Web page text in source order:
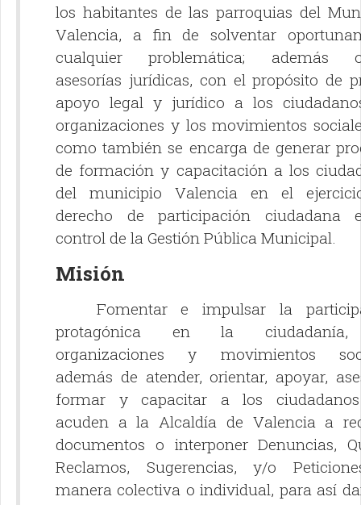
los habitantes de las parroquias del
Valencia, a fin de solventar
cualquier problemática; además
asesorías jurídicas, con el propósito de
apoyo legal y jurídico a los
organizaciones y los movimientos
como también se encarga de generar
de formación y capacitación a los
del municipio Valencia en el
derecho de participación ciudadana
control de la Gestión Pública Municipal.
Misión
Fomentar e impulsar la
protagónica en la
organizaciones y movimientos
además de atender, orientar, apoyar,
formar y capacitar a los
acuden a la Alcaldía de Valencia a
documentos o interponer Denuncias,
Reclamos, Sugerencias, y/o
manera colectiva o individual, para así